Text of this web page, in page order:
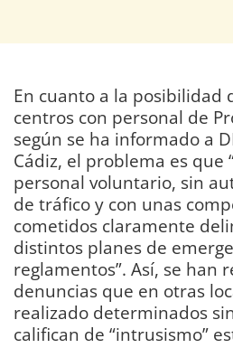
En cuanto a la posibilidad
centros con personal de
según se ha informado a
Cádiz, el problema es que
personal voluntario, sin
de tráfico y con unas
cometidos claramente
distintos planes de
reglamentos”. Así, se han
denuncias que en otras
realizado determinados
califican de “intrusismo”